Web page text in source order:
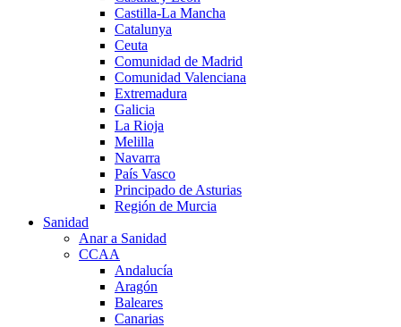
Castilla-La Mancha
Catalunya
Ceuta
Comunidad de Madrid
Comunidad Valenciana
Extremadura
Galicia
La Rioja
Melilla
Navarra
País Vasco
Principado de Asturias
Región de Murcia
Sanidad
Anar a Sanidad
CCAA
Andalucía
Aragón
Baleares
Canarias